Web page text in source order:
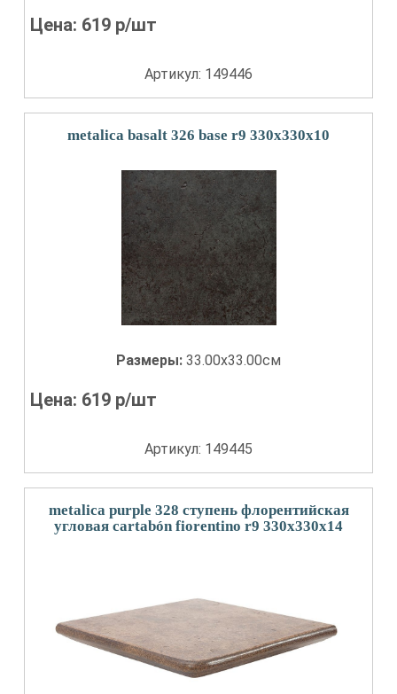
Цена: 619 р/шт
Артикул: 149446
metalica basalt 326 base r9 330x330x10
Размеры: 33.00x33.00см
Цена: 619 р/шт
Артикул: 149445
metalica purple 328 ступень флорентийская
угловая cartabón fiorentino r9 330x330x14